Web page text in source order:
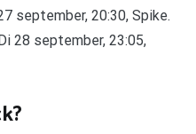
september, 20:30, Spike.
28 september, 23:05,